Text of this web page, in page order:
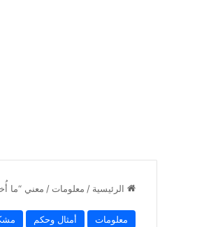
الرئيسية / معلومات / معني “ما
معلومات أمثال وحكم